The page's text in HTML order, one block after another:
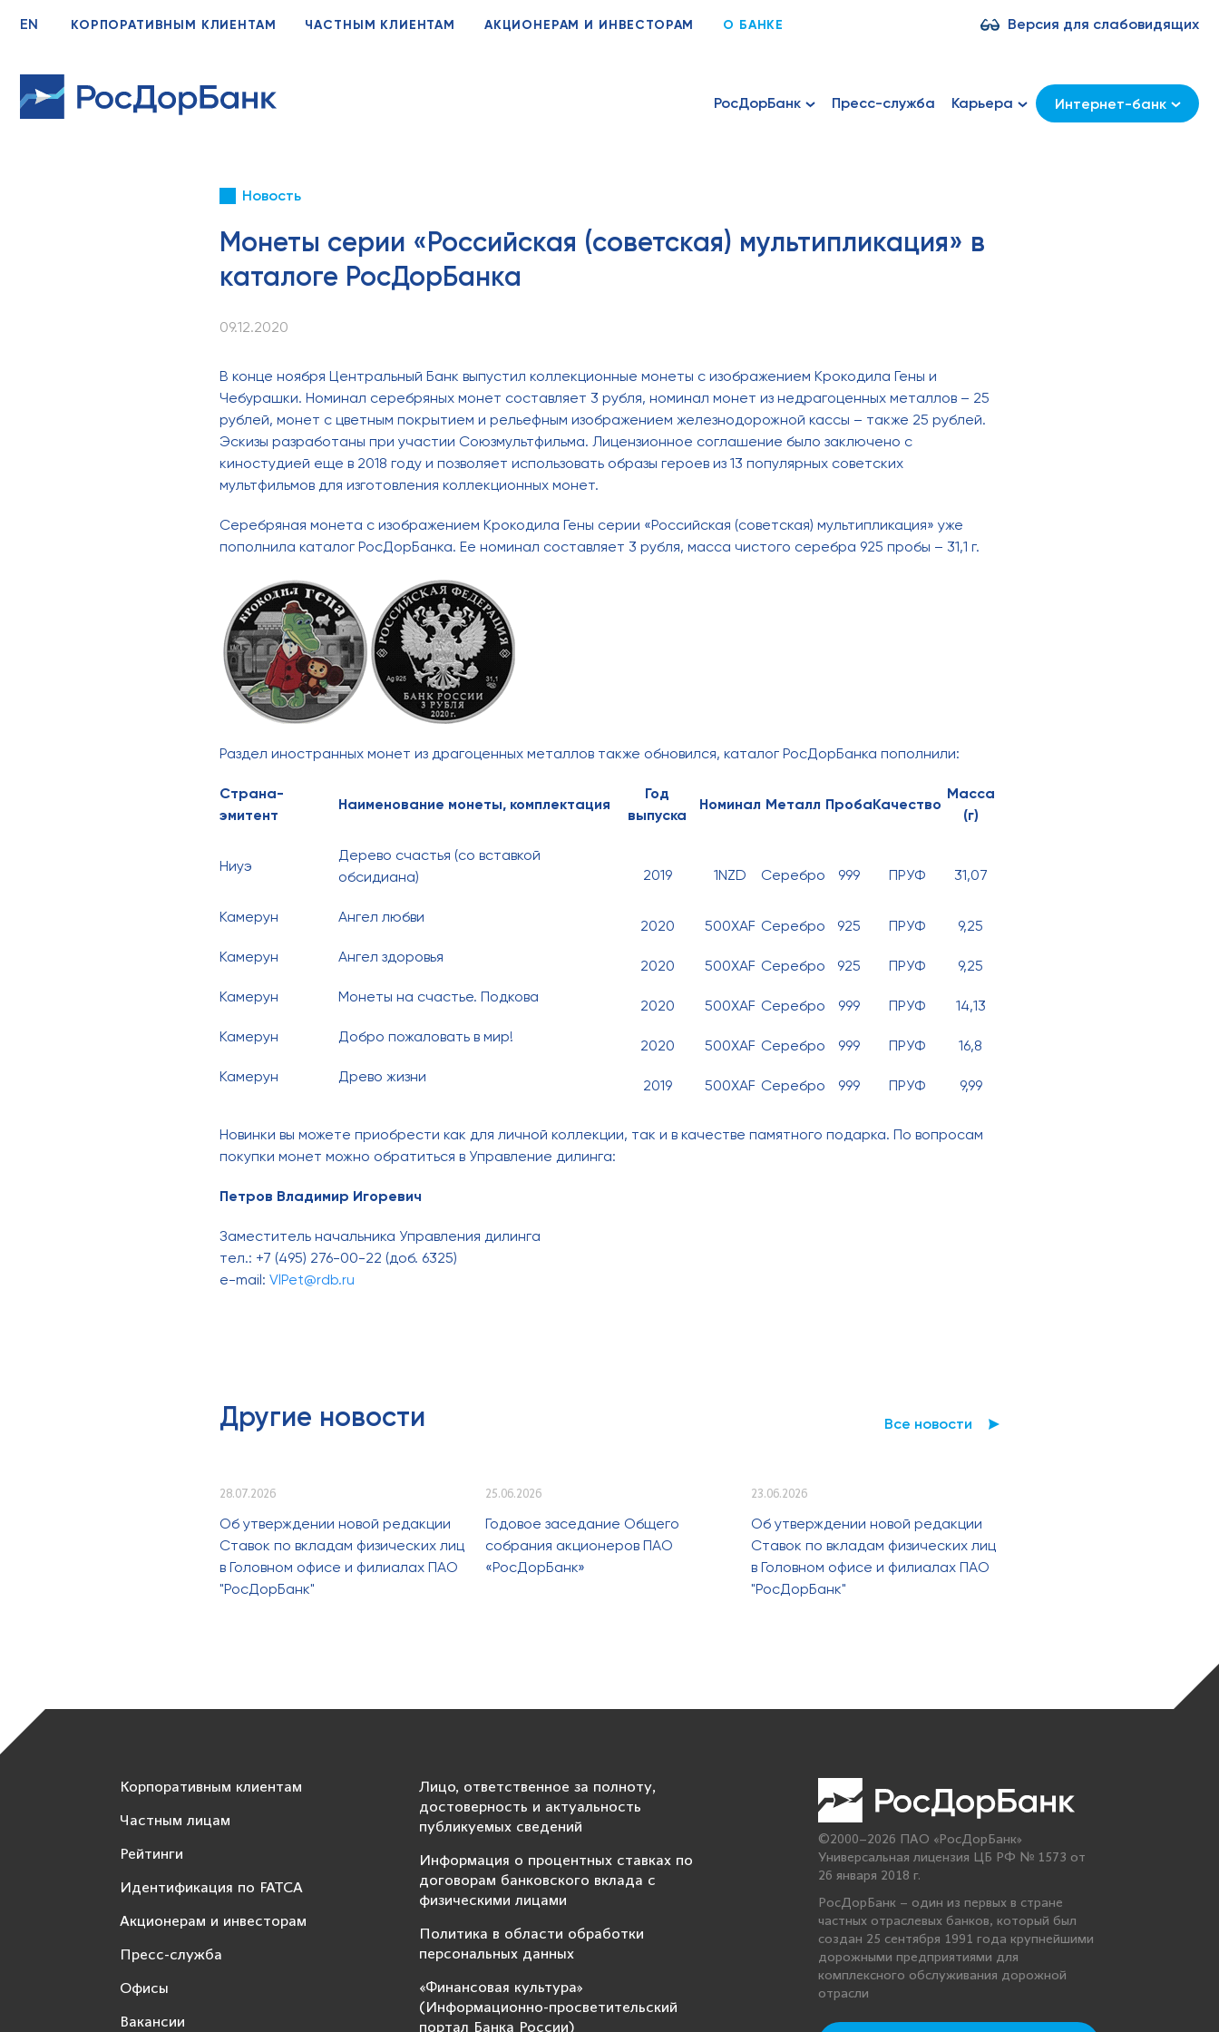
EN КОРПОРАТИВНЫМ КЛИЕНТАМ ЧАСТНЫМ КЛИЕНТАМ АКЦИОНЕРАМ И ИНВЕСТОРАМ О БАНКЕ Версия для слабовидящих
РосДорБанк Пресс-служба Карьера Интернет-банк
Новость
Монеты серии «Российская (советская) мультипликация» в
каталоге РосДорБанка
09.12.2020
В конце ноября Центральный Банк выпустил коллекционные монеты с изображением Крокодила Гены и
Чебурашки. Номинал серебряных монет составляет 3 рубля, номинал монет из недрагоценных металлов – 25
рублей, монет с цветным покрытием и рельефным изображением железнодорожной кассы – также 25 рублей.
Эскизы разработаны при участии Союзмультфильма. Лицензионное соглашение было заключено с
киностудией еще в 2018 году и позволяет использовать образы героев из 13 популярных советских
мультфильмов для изготовления коллекционных монет.
Серебряная монета с изображением Крокодила Гены серии «Российская (советская) мультипликация» уже
пополнила каталог РосДорБанка. Ее номинал составляет 3 рубля, масса чистого серебра 925 пробы – 31,1 г.
Раздел иностранных монет из драгоценных металлов также обновился, каталог РосДорБанка пополнили:
Страна-
эмитент
Наименование монеты, комплектация
Год
выпуска
Номинал Металл ПробаКачество
Масса
(г)
Ниуэ
Дерево счастья (со вставкой
обсидиана)
2019 1NZD Серебро 999 ПРУФ 31,07
Камерун Ангел любви
2020 500XAF Серебро 925 ПРУФ
9,25
Камерун
Ангел здоровья
2020 500XAF Серебро 925 ПРУФ
9,25
Камерун
Монеты на счастье. Подкова
2020 500XAF Серебро 999 ПРУФ
14,13
Камерун
Добро пожаловать в мир!
2020 500XAF Серебро 999 ПРУФ
16,8
Камерун
Древо жизни
2019 500XAF Серебро 999 ПРУФ 9,99
Новинки вы можете приобрести как для личной коллекции, так и в качестве памятного подарка. По вопросам
покупки монет можно обратиться в Управление дилинга:
Петров Владимир Игоревич
Заместитель начальника Управления дилинга
тел.: +7 (495) 276-00-22 (доб. 6325)
e-mail: VlPet@rdb.ru
Другие новости Все новости
28.07.2026
Об утверждении новой редакции
Ставок по вкладам физических лиц
в Головном офисе и филиалах ПАО
"РосДорБанк"
25.06.2026
Годовое заседание Общего
собрания акционеров ПАО
«РосДорБанк»
23.06.2026
Об утверждении новой редакции
Ставок по вкладам физических лиц
в Головном офисе и филиалах ПАО
"РосДорБанк"
Корпоративным клиентам
Частным лицам
Рейтинги
Идентификация по FATCA
Акционерам и инвесторам
Пресс-служба
Офисы
Вакансии
Лицо, ответственное за полноту,
достоверность и актуальность
публикуемых сведений
Информация о процентных ставках по
договорам банковского вклада с
физическими лицами
Политика в области обработки
персональных данных
«Финансовая культура»
(Информационно-просветительский
портал Банка России)
©2000–2026 ПАО «РосДорБанк»
Универсальная лицензия ЦБ РФ № 1573 от
26 января 2018 г.
РосДорБанк – один из первых в стране
частных отраслевых банков, который был
создан 25 сентября 1991 года крупнейшими
дорожными предприятиями для
комплексного обслуживания дорожной
отрасли